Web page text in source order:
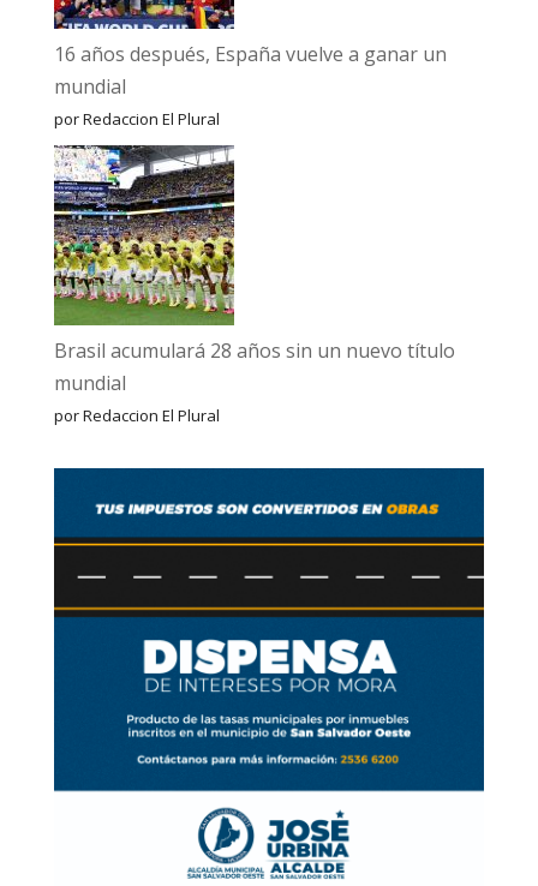
16 años después, España vuelve a ganar un
mundial
por Redaccion El Plural
Brasil acumulará 28 años sin un nuevo título
mundial
por Redaccion El Plural